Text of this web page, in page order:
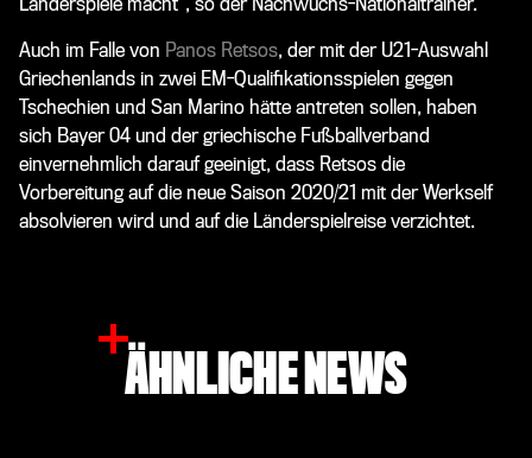
Auch im Falle von Panos Retsos, der mit der U21-Auswahl
Griechenlands in zwei EM-Qualifikationsspielen gegen
Tschechien und San Marino hätte antreten sollen, haben
sich Bayer 04 und der griechische Fußballverband
einvernehmlich darauf geeinigt, dass Retsos die
Vorbereitung auf die neue Saison 2020/21 mit der Werkself
absolvieren wird und auf die Länderspielreise verzichtet.
ÄHNLICHE NEWS